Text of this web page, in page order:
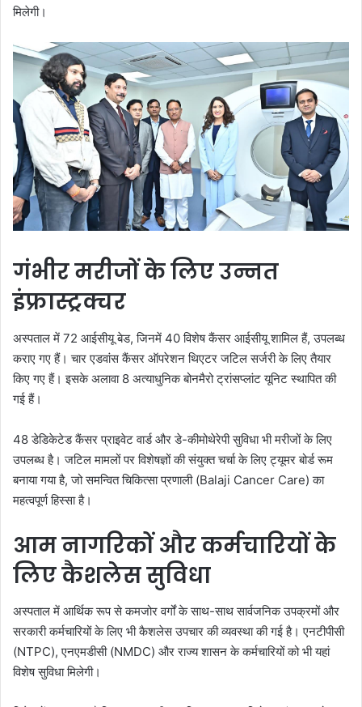
मिलेगी।
गंभीर मरीजों के लिए उन्नत
इंफ्रास्ट्रक्चर
अस्पताल में 72 आईसीयू बेड, जिनमें 40 विशेष कैंसर आईसीयू शामिल हैं, उपलब्ध
कराए गए हैं। चार एडवांस कैंसर ऑपरेशन थिएटर जटिल सर्जरी के लिए तैयार
किए गए हैं। इसके अलावा 8 अत्याधुनिक बोनमैरो ट्रांसप्लांट यूनिट स्थापित की
गई हैं।
48 डेडिकेटेड कैंसर प्राइवेट वार्ड और डे-कीमोथेरेपी सुविधा भी मरीजों के लिए
उपलब्ध है। जटिल मामलों पर विशेषज्ञों की संयुक्त चर्चा के लिए ट्यूमर बोर्ड रूम
बनाया गया है, जो समन्वित चिकित्सा प्रणाली (Balaji Cancer Care) का
महत्वपूर्ण हिस्सा है।
आम नागरिकों और कर्मचारियों के
लिए कैशलेस सुविधा
अस्पताल में आर्थिक रूप से कमजोर वर्गों के साथ-साथ सार्वजनिक उपक्रमों और
सरकारी कर्मचारियों के लिए भी कैशलेस उपचार की व्यवस्था की गई है। एनटीपीसी
(NTPC), एनएमडीसी (NMDC) और राज्य शासन के कर्मचारियों को भी यहां
विशेष सुविधा मिलेगी।